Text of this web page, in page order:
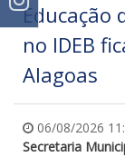
Educação
no IDEB
Alagoas
06/08/2026
Secretaria